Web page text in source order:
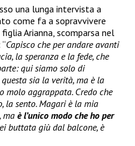
una lunga intervista a
come fa a sopravvivere
Arianna, scomparsa nel
Capisco che per andare avanti
la speranza e la fede, che
qui siamo solo di
sia la verità, ma è la
molo aggrappata. Credo che
la sento. Magari è la mia
ma è l’unico modo che ho per
buttata giù dal balcone, è